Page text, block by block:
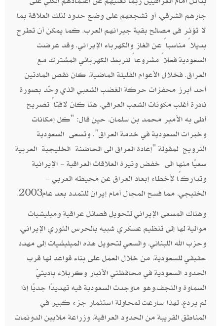
جارهم الشرقي، أو تشجعهم على وضع حدود لتلك العلاقة بما
لا تؤثر فى مصالح بقية جيرانهم العرب. كما يمكن أن تطرح
بديلاً مناسباً عن الغاز والكهرباء الإيراني. وقد عرضت
السعودية فعلاً مشروعاً للربط الكهربائي المشترك مع
العراق. فخلال الأعوام القليلة الماضية، كان نقص المادتين
أحد أبرز محفزات حركة الغضب الشعبي الذي وحّد بصورة
نادرة أغلب مكونات الشعب العراقي. هنا كان لافتاً تصريح
أدلى به الأمير محمد بن سلمان، حين قال: "كل إمكانات
وخبرات السعودية في خدمة العراق". وتسعى السعودية
الترويج لمقولة "إعادة العراق الى الحاضنة الخليجية العربية
سعيًا منها الى خفض وتيرة العلاقات العراقية - الإيرانية
وتداركًا لأخطاء إبعاد العراق عن محيطه العربي -
الخليجي، مما فسح المجال أمام إيران للتمدد بعد عام2003
.
وهناك المسعى الإيراني لتحويل فصائل عراقية وميليشيات
موالية لها إلى تنظيم عسكري شبيه بالحرس الثوري الإيراني،
وحزب الله اللبناني، والسعي لتحويل هذه الميليشيات إلى مهدد
حقيقي للسعودية، من خلال العمل على بناء قواعد لها قرب
الحدود السعودية في محافظتي الأنبار وكربلاء باديتيّ
السماوة والنجف،وهو ماوجدت السعودية فيه تهديدًا جديًا إذا
لم يردع، لهذا سارعت لمحاولة استثمار جزء كبير في
المناطق القريبة من الحدود العراقية، وزراعة ملايين الدونمات